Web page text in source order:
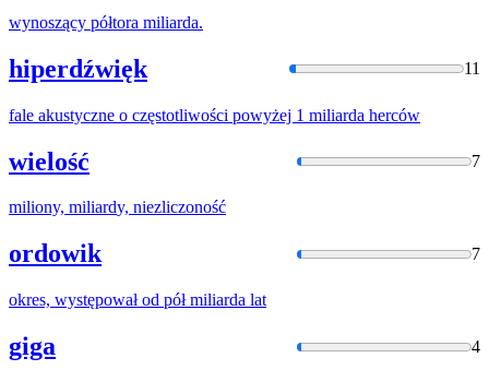
wynoszący półtora miliarda.
hiperdźwięk 11
fale akustyczne o częstotliwości powyżej 1 miliarda herców
wielość 7
miliony, miliardy, niezliczoność
ordowik 7
okres, występował od półmiliarda lat
giga 4